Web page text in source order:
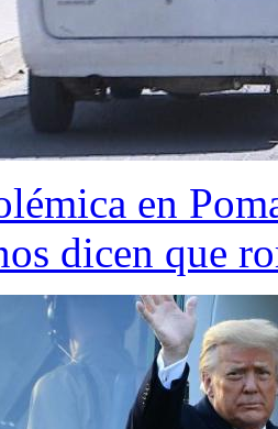
en
dicen que